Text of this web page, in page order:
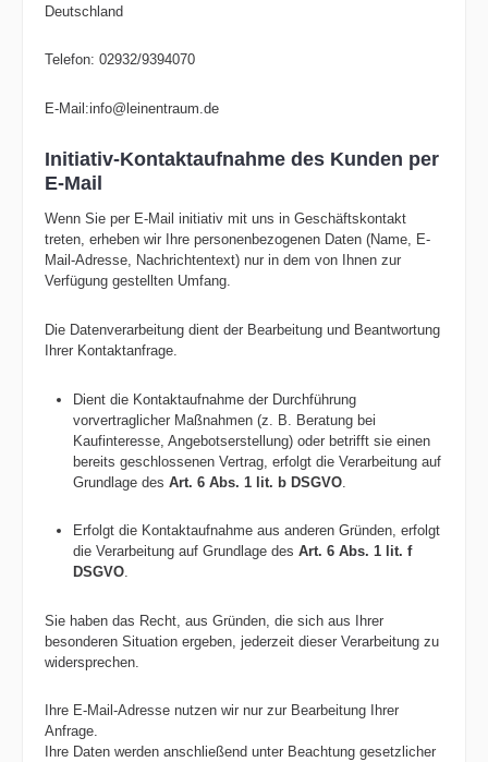
Deutschland
Telefon: 02932/9394070
E-Mail:info@leinentraum.de
Initiativ-Kontaktaufnahme des Kunden per
E-Mail
Wenn Sie per E-Mail initiativ mit uns in Geschäftskontakt
treten, erheben wir Ihre personenbezogenen Daten (Name, E-
Mail-Adresse, Nachrichtentext) nur in dem von Ihnen zur
Verfügung gestellten Umfang.
Die Datenverarbeitung dient der Bearbeitung und Beantwortung
Ihrer Kontaktanfrage.
Dient die Kontaktaufnahme der Durchführung
vorvertraglicher Maßnahmen (z. B. Beratung bei
Kaufinteresse, Angebotserstellung) oder betrifft sie einen
bereits geschlossenen Vertrag, erfolgt die Verarbeitung auf
Grundlage des Art. 6 Abs. 1 lit. b DSGVO.
Erfolgt die Kontaktaufnahme aus anderen Gründen, erfolgt
die Verarbeitung auf Grundlage des Art. 6 Abs. 1 lit. f
DSGVO.
Sie haben das Recht, aus Gründen, die sich aus Ihrer
besonderen Situation ergeben, jederzeit dieser Verarbeitung zu
widersprechen.
Ihre E-Mail-Adresse nutzen wir nur zur Bearbeitung Ihrer
Anfrage.
Ihre Daten werden anschließend unter Beachtung gesetzlicher